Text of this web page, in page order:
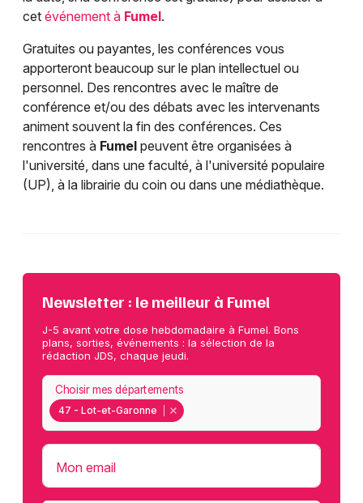
cet événement à Fumel.
Gratuites ou payantes, les conférences vous
apporteront beaucoup sur le plan intellectuel ou
personnel. Des rencontres avec le maître de
conférence et/ou des débats avec les intervenants
animent souvent la fin des conférences. Ces
rencontres à Fumel peuvent être organisées à
l'université, dans une faculté, à l'université populaire
(UP), à la librairie du coin ou dans une médiathèque.
Newsletter : le meilleur à Fumel
J-5 avant votre dose hebdomadaire à Fumel. Bons
plans, sorties, événements : la sélection de la
rédaction JDS, chaque jeudi.
47 - Lot-et-Garonne
Choisir mes départements
Mon email